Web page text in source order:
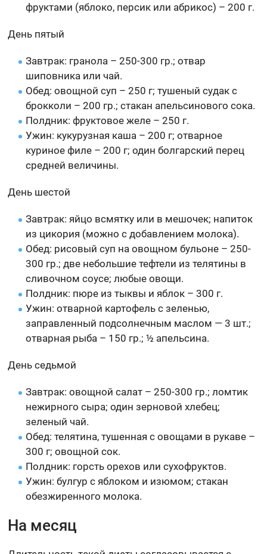
фруктами (яблоко, персик или абрикос) – 200 г.
День пятый
Завтрак: гранола – 250-300 гр.; отвар
шиповника или чай.
Обед: овощной суп – 250 г; тушеный судак с
брокколи – 200 гр.; стакан апельсинового сока.
Полдник: фруктовое желе – 250 г.
Ужин: кукурузная каша – 200 г; отварное
куриное филе – 200 г; один болгарский перец
средней величины.
День шестой
Завтрак: яйцо всмятку или в мешочек; напиток
из цикория (можно с добавлением молока).
Обед: рисовый суп на овощном бульоне – 250-
300 гр.; две небольшие тефтели из телятины в
сливочном соусе; любые овощи.
Полдник: пюре из тыквы и яблок – 300 г.
Ужин: отварной картофель с зеленью,
заправленный подсолнечным маслом — 3 шт.;
отварная рыба – 150 гр.; ½ апельсина.
День седьмой
Завтрак: овощной салат – 250-300 гр.; ломтик
нежирного сыра; один зерновой хлебец;
зеленый чай.
Обед: телятина, тушенная с овощами в рукаве –
300 г; овощной сок.
Полдник: горсть орехов или сухофруктов.
Ужин: булгур с яблоком и изюмом; стакан
обезжиренного молока.
На месяц